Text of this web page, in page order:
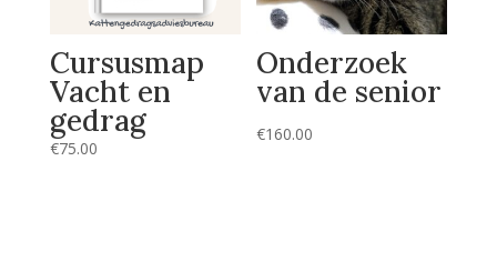
Cursusmap
Vacht en
gedrag
€75.00
Onderzoek
van de senior
€160.00